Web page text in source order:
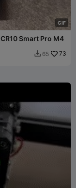
GIF
Smart Pro M4
 65 73